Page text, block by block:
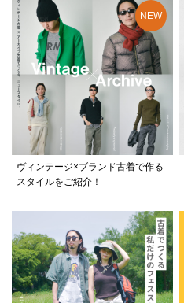
ヴィンテージ×ブランド古着で作る
スタイルをご紹介！